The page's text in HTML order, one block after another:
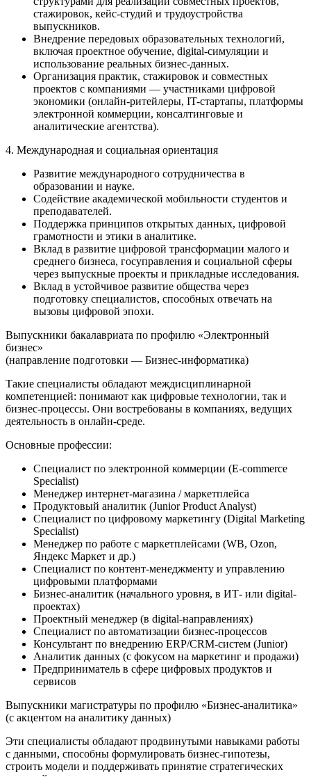
стажировок, кейс-студий и трудоустройства
выпускников.
Внедрение передовых образовательных технологий,
включая проектное обучение, digital-симуляции и
использование реальных бизнес-данных.
Организация практик, стажировок и совместных
проектов с компаниями — участниками цифровой
экономики (онлайн-ритейлеры, IT-стартапы, платформы
электронной коммерции, консалтинговые и
аналитические агентства).
4. Международная и социальная ориентация
Развитие международного сотрудничества в
образовании и науке.
Содействие академической мобильности студентов и
преподавателей.
Поддержка принципов открытых данных, цифровой
грамотности и этики в аналитике.
Вклад в развитие цифровой трансформации малого и
среднего бизнеса, госуправления и социальной сферы
через выпускные проекты и прикладные исследования.
Вклад в устойчивое развитие общества через
подготовку специалистов, способных отвечать на
вызовы цифровой эпохи.
Выпускники бакалавриата по профилю «Электронный
бизнес»
(направление подготовки — Бизнес-информатика)
Такие специалисты обладают междисциплинарной
компетенцией: понимают как цифровые технологии, так и
бизнес-процессы. Они востребованы в компаниях, ведущих
деятельность в онлайн-среде.
Основные профессии:
Специалист по электронной коммерции (E-commerce
Specialist)
Менеджер интернет-магазина / маркетплейса
Продуктовый аналитик (Junior Product Analyst)
Специалист по цифровому маркетингу (Digital Marketing
Specialist)
Менеджер по работе с маркетплейсами (WB, Ozon,
Яндекс Маркет и др.)
Специалист по контент-менеджменту и управлению
цифровыми платформами
Бизнес-аналитик (начального уровня, в ИТ- или digital-
проектах)
Проектный менеджер (в digital-направлениях)
Специалист по автоматизации бизнес-процессов
Консультант по внедрению ERP/CRM-систем (Junior)
Аналитик данных (с фокусом на маркетинг и продажи)
Предприниматель в сфере цифровых продуктов и
сервисов
Выпускники магистратуры по профилю «Бизнес-аналитика»
(с акцентом на аналитику данных)
Эти специалисты обладают продвинутыми навыками работы
с данными, способны формулировать бизнес-гипотезы,
строить модели и поддерживать принятие стратегических